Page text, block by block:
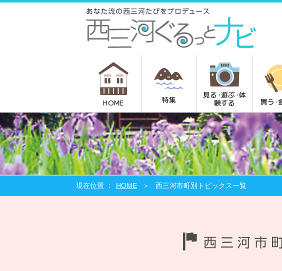
HOME 特集
見る･遊ぶ･体
験する
買う･
HOME 西三河市町別トピックス一覧